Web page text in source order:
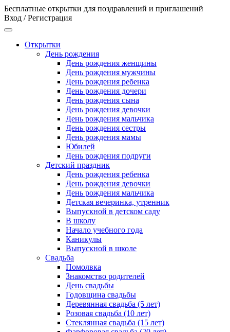
Бесплатные открытки для поздравлений и приглашений
Вход / Регистрация
Открытки
День рождения
День рождения женщины
День рождения мужчины
День рождения ребенка
День рождения дочери
День рождения сына
День рождения девочки
День рождения мальчика
День рождения сестры
День рождения мамы
Юбилей
День рождения подруги
Детский праздник
День рождения ребенка
День рождения девочки
День рождения мальчика
Детская вечеринка, утренник
Выпускной в детском саду
В школу
Начало учебного года
Каникулы
Выпускной в школе
Свадьба
Помолвка
Знакомство родителей
День свадьбы
Годовщина свадьбы
Деревянная свадьба (5 лет)
Розовая свадьба (10 лет)
Стеклянная свадьба (15 лет)